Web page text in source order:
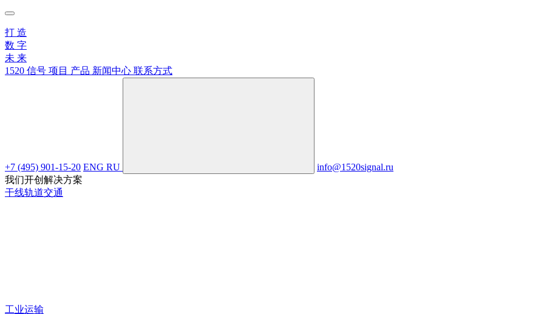
打 造
数 字
未 来
1520 信号 项目 产品 新闻中心 联系方式
+7 (495) 901-15-20 ENG RU
info@1520signal.ru
我们开创解决方案
干线轨道交通
工业运输